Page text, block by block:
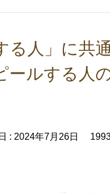
る人」に共
ールする人
: 2024年7月26日